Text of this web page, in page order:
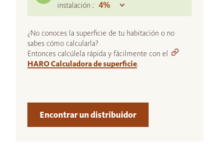
instalación :
¿No conoces la superficie de tu habitación o no
sabes cómo calcularla?
Entonces calcúlela rápida y fácilmente con el
HARO Calculadora de superficie.
Encontrar un distribuidor